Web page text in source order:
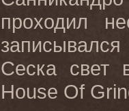
проходил
записывался
Сеска свет
House Of